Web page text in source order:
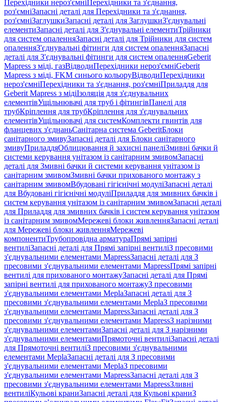
Перехідники нероз'ємніПерехідники та з'єднання,
роз'ємніЗапасні деталі для Перехідники та з'єднання,
роз'ємніЗаглушкиЗапасні деталі для ЗаглушкиЗ'єднувальні
елементиЗапасні деталі для З'єднувальні елементиТрійники
для систем опаленняЗапасні деталі для Трійники для систем
опаленняЗ'єднувальні фітинги для систем опаленняЗапасні
деталі для З'єднувальні фітинги для систем опаленняGeberit
Mapress з міді, газВідводиПерехідники нероз'ємніGeberit
Mapress з міді, FKM синього кольоруВідводиПерехідники
нероз'ємніПерехідники та з'єднання, роз'ємніПриладдя для
Geberit Mapress з мідіІзоляція для з'єднувальних
елементівУщільнювачі для труб і фітингівПанелі для
трубКріплення для трубКріплення для з'єднувальних
елементівУщільнювачі для системКомплекти гвинтів для
фланцевих з'єднаньСанітарна система GeberitБлоки
санітарного змивуЗапасні деталі для Блоки санітарного
змивуПриладдяОблицювання й захисні панеліЗмивні бачки й
системи керування унітазом із санітарним змивомЗапасні
деталі для Змивні бачки й системи керування унітазом із
санітарним змивомЗмивні бачки прихованого монтажу з
санітарним змивомВбудовані гігієнічні модуліЗапасні деталі
для Вбудовані гігієнічні модуліПриладдя для змивних бачків і
систем керування унітазом із санітарним змивомЗапасні деталі
для Приладдя для змивних бачків і систем керування унітазом
із санітарним змивомМережеві блоки живленняЗапасні деталі
для Мережеві блоки живленняМережеві
компонентиТрубопровідна арматураПрямі запірні
вентиліЗапасні деталі для Прямі запірні вентиліЗ пресовими
з'єднувальними елементами MapressЗапасні деталі для З
пресовими з'єднувальними елементами MapressПрямі запірні
вентилі для прихованого монтажуЗапасні деталі для Прямі
запірні вентилі для прихованого монтажуЗ пресовими
з'єднувальними елементами MeplaЗапасні деталі для З
пресовими з'єднувальними елементами MeplaЗ пресовими
з'єднувальними елементами MapressЗапасні деталі для З
пресовими з'єднувальними елементами MapressЗ нарізними
з'єднувальними елементамиЗапасні деталі для З нарізними
з'єднувальними елементамиПрямоточні вентиліЗапасні деталі
для Прямоточні вентиліЗ пресовими з'єднувальними
елементами MeplaЗапасні деталі для З пресовими
з'єднувальними елементами MeplaЗ пресовими
з'єднувальними елементами MapressЗапасні деталі для З
пресовими з'єднувальними елементами MapressЗливні
вентиліКульові краниЗапасні деталі для Кульові краниЗ